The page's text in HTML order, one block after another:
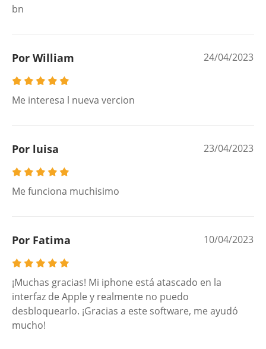
bn
Por William 24/04/2023
Me interesa l nueva vercion
Por luisa 23/04/2023
Me funciona muchisimo
Por Fatima 10/04/2023
¡Muchas gracias! Mi iphone está atascado en la
interfaz de Apple y realmente no puedo
desbloquearlo. ¡Gracias a este software, me ayudó
mucho!